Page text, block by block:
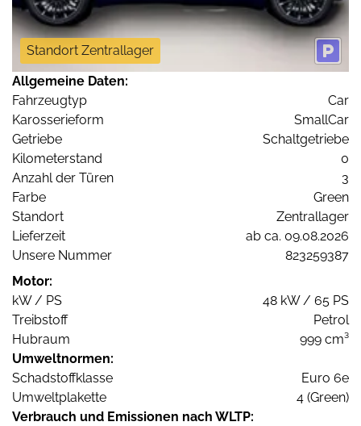
Standort Zentrallager
Allgemeine Daten:
Fahrzeugtyp
Car
Karosserieform
SmallCar
Getriebe
Schaltgetriebe
Kilometerstand
0
Anzahl der Türen
3
Farbe
Green
Standort
Zentrallager
Lieferzeit
ab ca. 09.08.2026
Unsere Nummer
823259387
Motor:
kW / PS
48 kW / 65 PS
Treibstoff
Petrol
Hubraum
999 cm³
Umweltnormen:
Schadstoffklasse
Euro 6e
Umweltplakette
4 (Green)
Verbrauch und Emissionen nach WLTP: